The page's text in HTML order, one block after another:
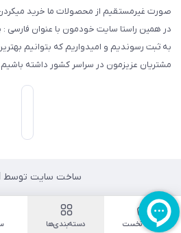
صورت غیرمستقیم از محصولات ما خرید میکردن
به ثبت رسوندیم و امیدواریم که بتوانیم
مشتریان عزیزمون در سراسر کشور داشته باشیم.
ساخت سایت توسط
صفحه نخست دسته‌بندی‌ها